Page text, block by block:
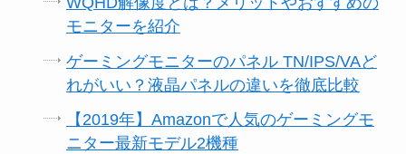
モニターを紹介
ゲーミングモニターのパネル TN/IPS/VAど
れがいい？液晶パネルの違いを徹底比較
【2019年】Amazonで人気のゲーミングモ
ニター最新モデル2機種